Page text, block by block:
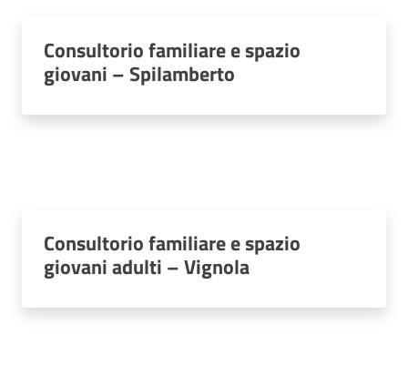
Consultorio familiare e spazio
giovani – Spilamberto
Consultorio familiare e spazio
giovani adulti – Vignola